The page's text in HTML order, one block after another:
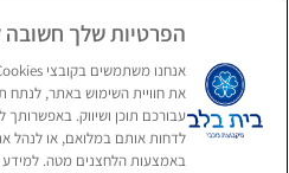
דיור מוגן
תרבות הפנאי
בריאות מוחית
הפרטיות שלך חשובה
את חוויית השימוש באתר, לנתח
עבורכם תוכן ושיווק.
לדחות אותם במלואם, או לנהל
באמצעות הלחצנים מטה. למידע